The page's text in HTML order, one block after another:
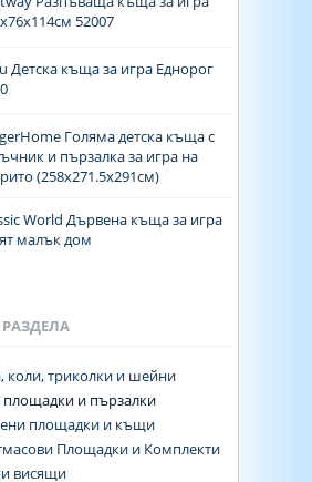
52007
Детска къща за игра Еднорог
Голяма детска къща с
и пързалка за игра на
(258х271.5х291см)
World Дървена къща за игра
малък дом
коли, триколки и шейни
площадки и пързалки
площадки и къщи
Площадки и Комплекти
висящи